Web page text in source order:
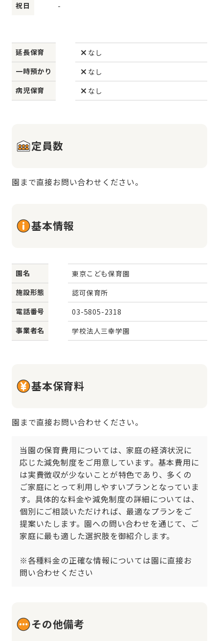
祝日
-
延長保育
なし
一時預かり
なし
病児保育
なし
定員数
園まで直接お問い合わせください。
基本情報
園名
東京こども保育園
施設形態
認可保育所
電話番号
03-5805-2318
事業者名
学校法人三幸学園
基本保育料
園まで直接お問い合わせください。
当園の保育費用については、家庭の経済状況に
応じた減免制度をご用意しています。基本費用に
は実費徴収が少ないことが特色であり、多くの
ご家庭にとって利用しやすいプランとなっていま
す。具体的な料金や減免制度の詳細については、
個別にご相談いただければ、最適なプランをご
提案いたします。園への問い合わせを通じて、ご
家庭に最も適した選択肢を御紹介します。
※各種料金の正確な情報については園に直接お
問い合わせください
その他備考